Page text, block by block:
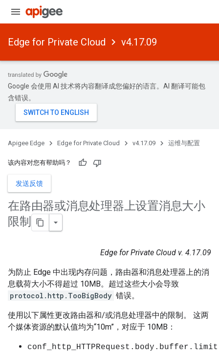
Edge for Private Cloud v4.17.09
Google 会使用 AI 技术将内容翻译成您偏好的语言。AI 翻译可能包
含错误。
Apigee Edge Edge for Private Cloud v4.17.09 运维与配置
该内容对您有帮助吗？
发送反馈
在路由器或消息处理器上设置消息大小
限制
Edge for Private Cloud v. 4.17.09
为防止 Edge 中出现内存问题，路由器和消息处理器上的消
息载荷大小不得超过 10MB。超过这些大小会导致
protocol.http.TooBigBody 错误。
使用以下属性更改路由器和/或消息处理器中的限制。 这两
个媒体资源的默认值均为“10m”，对应于 10MB：
conf_http_HTTPRequest.body.buffer.limit